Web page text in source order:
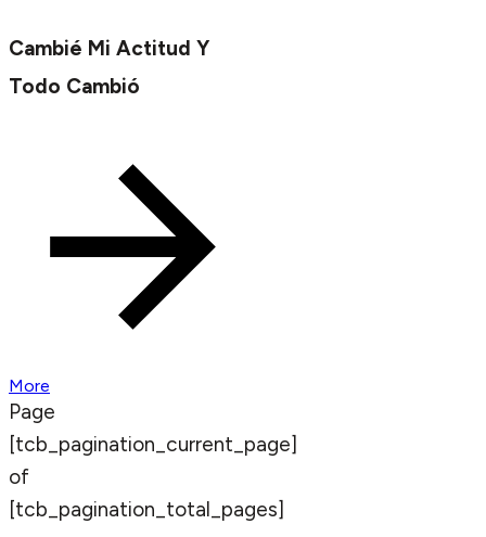
Cambié Mi Actitud Y
Todo Cambió
More
Page
[tcb_pagination_current_page]
of
[tcb_pagination_total_pages]